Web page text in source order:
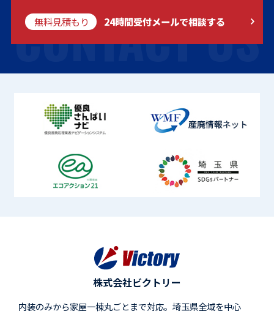
CONTACT US
無料見積もり 24時間受付メールで相談する
株式会社ビクトリー
内装のみから家屋一棟丸ごとまで対応。埼玉県全域を中心